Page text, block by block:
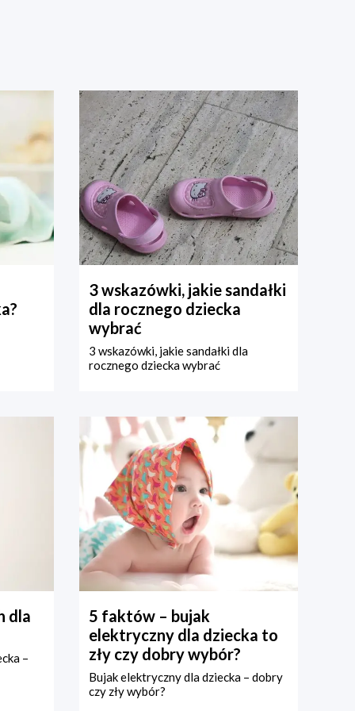
3 wskazówki, jakie sandałki
dla rocznego dziecka
wybrać
3 wskazówki, jakie sandałki dla
rocznego dziecka wybrać
dla
–
5 faktów – bujak
elektryczny dla dziecka to
zły czy dobry wybór?
Bujak elektryczny dla dziecka – dobry
czy zły wybór?